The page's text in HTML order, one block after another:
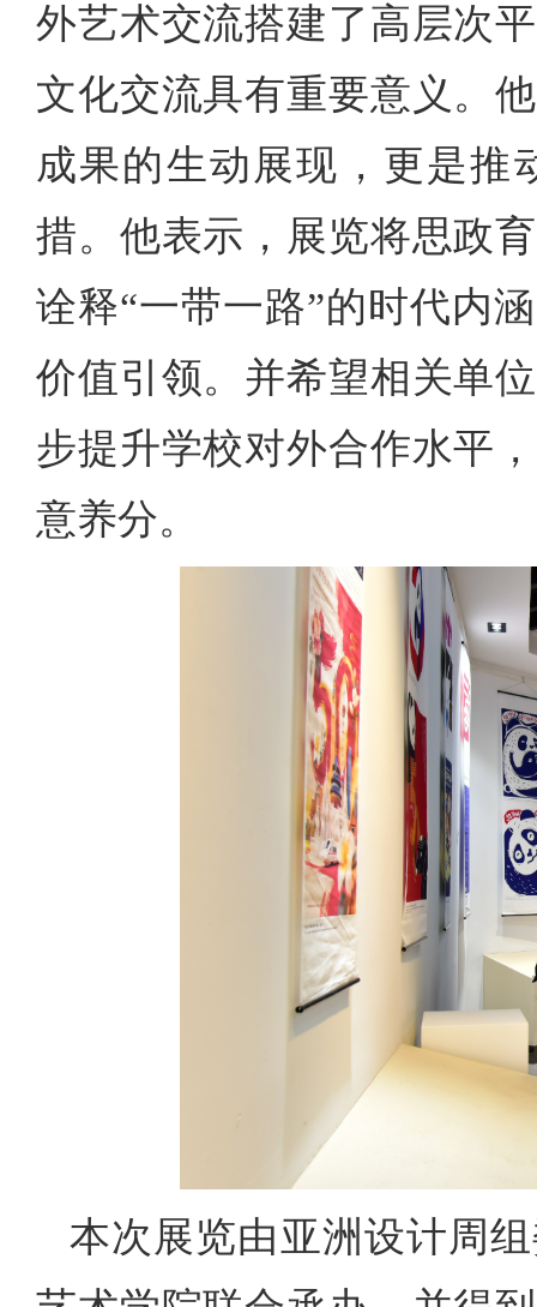
外艺术交流搭建了高层次
文化交流具有重要意义。
成果的生动展现，更是推
措。他表示，展览将思政
诠释“一带一路”的时代内
价值引领。并希望相关单
步提升学校对外合作水平
意养分。
本次展览由亚洲设计周